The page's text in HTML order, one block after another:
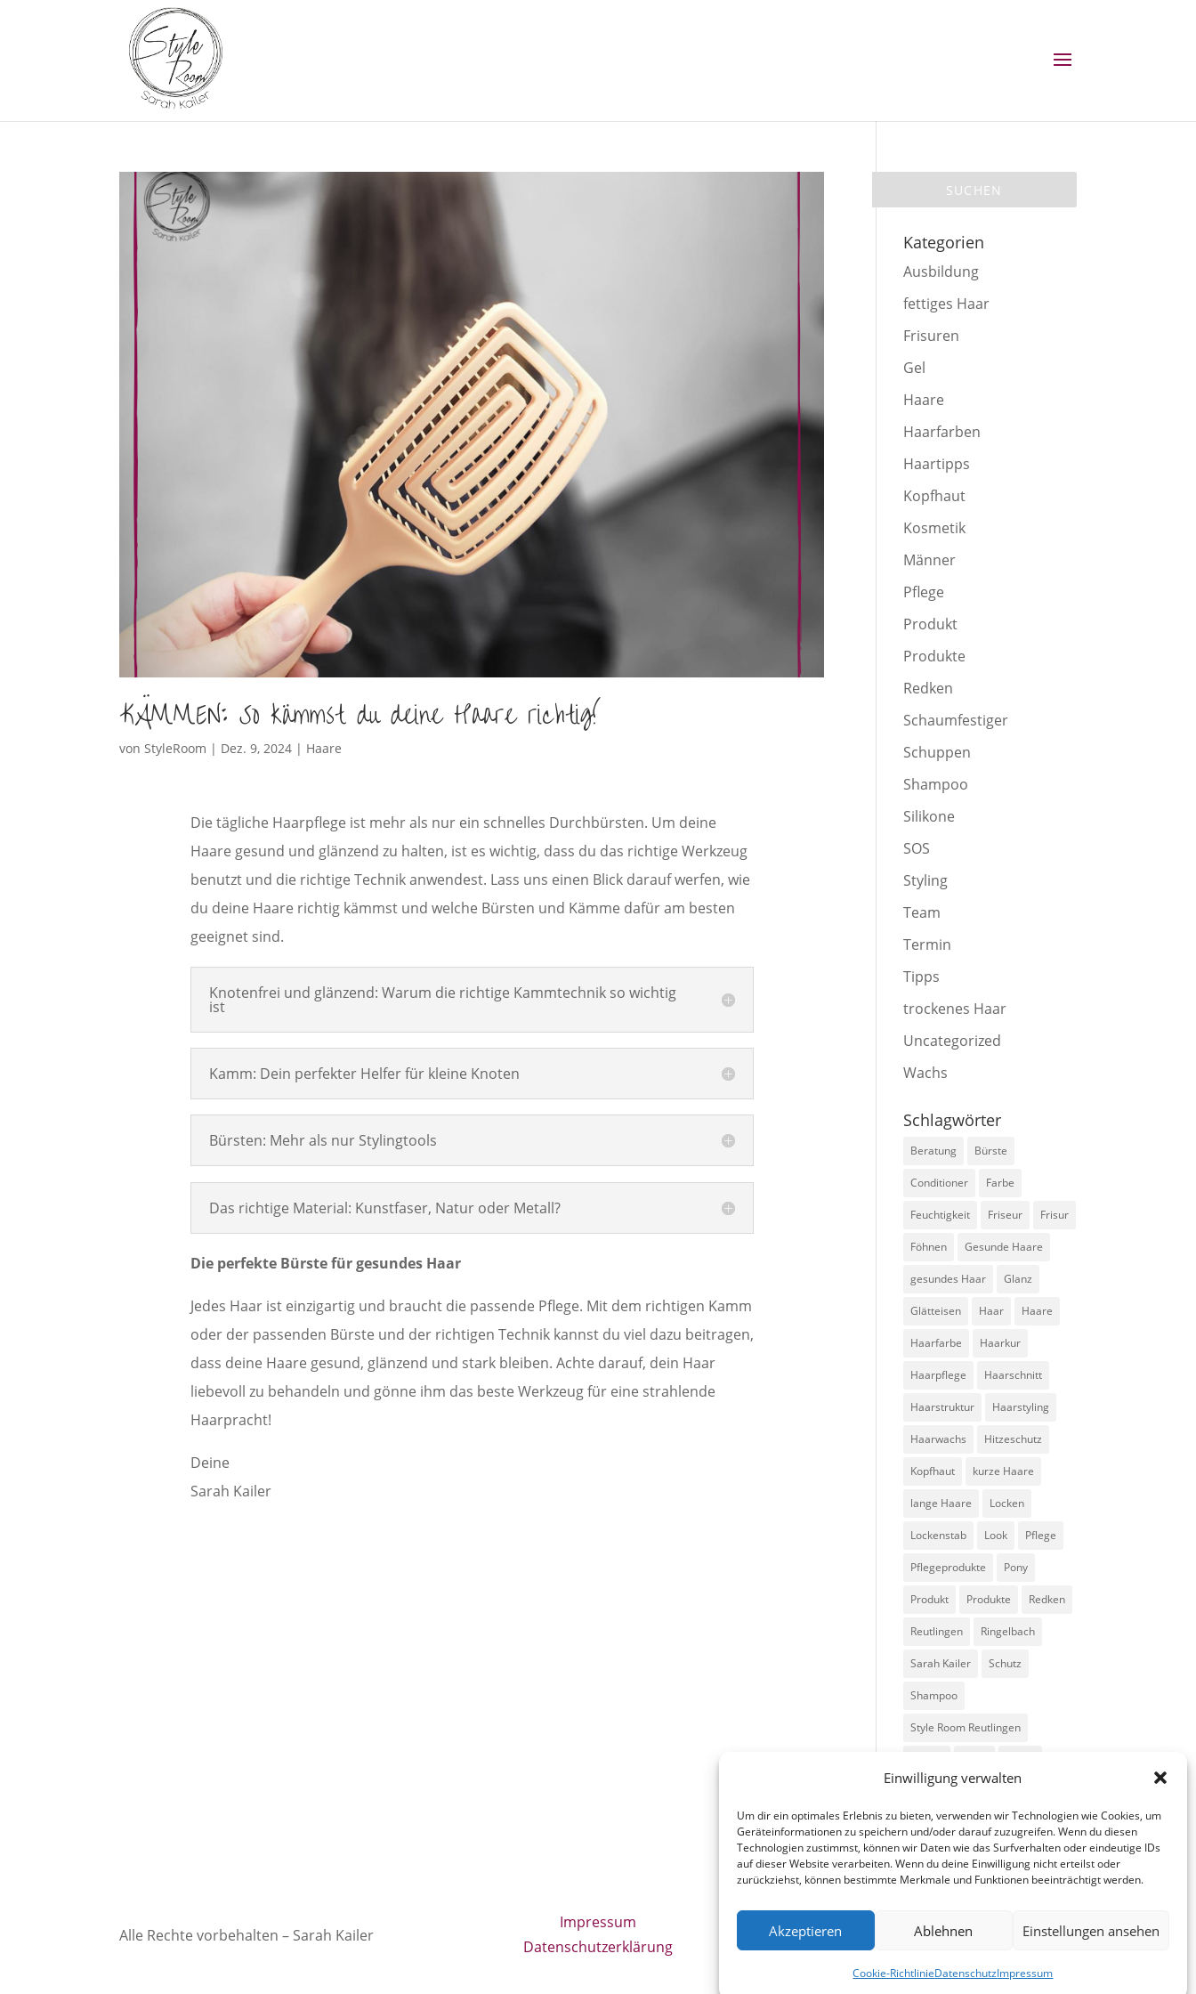
Einwilligung verwalten
Um dir ein optimales Erlebnis zu bieten, verwenden wir Technologien wie Cookies, um
Geräteinformationen zu speichern und/oder darauf zuzugreifen. Wenn du diesen
Technologien zustimmst, können wir Daten wie das Surfverhalten oder eindeutige IDs
auf dieser Website verarbeiten. Wenn du deine Einwilligung nicht erteilst oder
zurückziehst, können bestimmte Merkmale und Funktionen beeinträchtigt werden.
Akzeptieren Ablehnen Einstellungen ansehen
Cookie-RichtlinieDatenschutzImpressum
KÄMMEN: So kämmst du deine Haare richtig!
vonStyleRoom | Dez. 9, 2024 | Haare
Die tägliche Haarpflege ist mehr als nur ein schnelles Durchbürsten. Um deine
Haare gesund und glänzend zu halten, ist es wichtig, dass du das richtige Werkzeug
benutzt und die richtige Technik anwendest. Lass uns einen Blick darauf werfen, wie
du deine Haare richtig kämmst und welche Bürsten und Kämme dafür am besten
geeignet sind.
Knotenfrei und glänzend: Warum die richtige Kammtechnik so wichtig
ist
Kamm: Dein perfekter Helfer für kleine Knoten
Bürsten: Mehr als nur Stylingtools
Das richtige Material: Kunstfaser, Natur oder Metall?
Die perfekte Bürste für gesundes Haar
Jedes Haar ist einzigartig und braucht die passende Pflege. Mit dem richtigen Kamm
oder der passenden Bürste und der richtigen Technik kannst du viel dazu beitragen,
dass deine Haare gesund, glänzend und stark bleiben. Achte darauf, dein Haar
liebevoll zu behandeln und gönne ihm das beste Werkzeug für eine strahlende
Haarpracht!
Deine
Sarah Kailer
Kategorien
Ausbildung
fettiges Haar
Frisuren
Gel
Haare
Haarfarben
Haartipps
Kopfhaut
Kosmetik
Männer
Pflege
Produkt
Produkte
Redken
Schaumfestiger
Schuppen
Shampoo
Silikone
SOS
Styling
Team
Termin
Tipps
trockenes Haar
Uncategorized
Wachs
Schlagwörter
Beratung Bürste
Conditioner Farbe
Feuchtigkeit Friseur Frisur
Föhnen Gesunde Haare
gesundes Haar Glanz
Glätteisen Haar Haare
Haarfarbe Haarkur
Haarpflege Haarschnitt
Haarstruktur Haarstyling
Haarwachs Hitzeschutz
Kopfhaut kurze Haare
lange Haare Locken
Lockenstab Look Pflege
Pflegeprodukte Pony
Produkt Produkte Redken
Reutlingen Ringelbach
Sarah Kailer Schutz
Shampoo
Style Room Reutlingen
Trends
Alle Rechte vorbehalten – Sarah Kailer
Impressum
Datenschutzerklärung
fain g